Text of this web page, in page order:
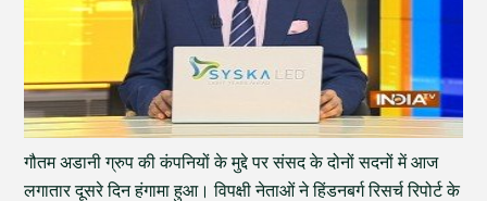
गौतम अडानी ग्रुप की कंपनियों के मुद्दे पर संसद के दोनों सदनों में आज
लगातार दूसरे दिन हंगामा हुआ। विपक्षी नेताओं ने हिंडनबर्ग रिसर्च रिपोर्ट के